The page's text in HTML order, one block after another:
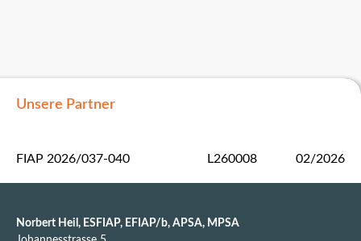
Unsere Partner
FIAP 2026/037-040 L260008 02/2026
Norbert Heil, ESFIAP, EFIAP/b, APSA, MPSA